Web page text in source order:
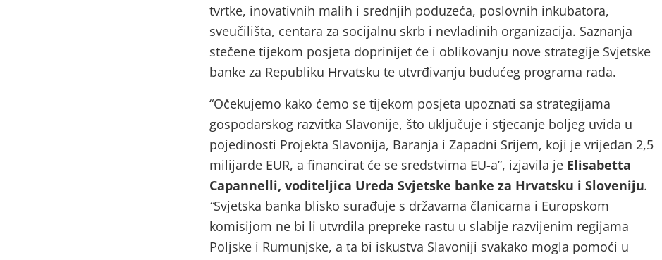
tvrtke, inovativnih malih i srednjih poduzeća, poslovnih inkubatora,
sveučilišta, centara za socijalnu skrb i nevladinih organizacija. Saznanja
stečene tijekom posjeta doprinijet će i oblikovanju nove strategije Svjetske
banke za Republiku Hrvatsku te utvrđivanju budućeg programa rada.
“Očekujemo kako ćemo se tijekom posjeta upoznati sa strategijama
gospodarskog razvitka Slavonije, što uključuje i stjecanje boljeg uvida u
pojedinosti Projekta Slavonija, Baranja i Zapadni Srijem, koji je vrijedan 2,5
milijarde EUR, a financirat će se sredstvima EU-a”, izjavila je Elisabetta
Capannelli, voditeljica Ureda Svjetske banke za Hrvatsku i Sloveniju.
“Svjetska banka blisko surađuje s državama članicama i Europskom
komisijom ne bi li utvrdila prepreke rastu u slabije razvijenim regijama
Poljske i Rumunjske, a ta bi iskustva Slavoniji svakako mogla pomoći u